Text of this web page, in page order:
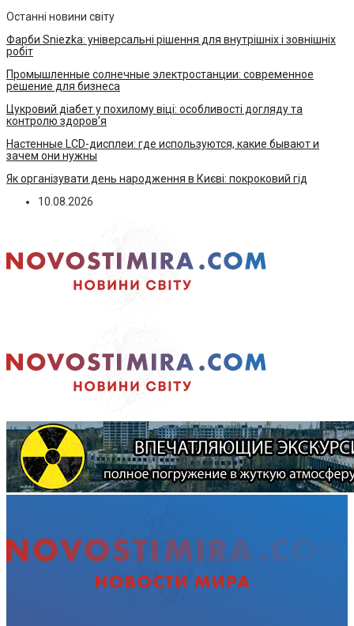
Останні новини світу
Фарби Sniezka: універсальні рішення для внутрішніх і зовнішніх
робіт
Промышленные солнечные электростанции: современное
решение для бизнеса
Цукровий діабет у похилому віці: особливості догляду та
контролю здоров’я
Настенные LCD-дисплеи: где используются, какие бывают и
зачем они нужны
Як організувати день народження в Києві: покроковий гід
10.08.2026